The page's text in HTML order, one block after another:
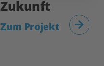
Zukunft
Zum Projekt